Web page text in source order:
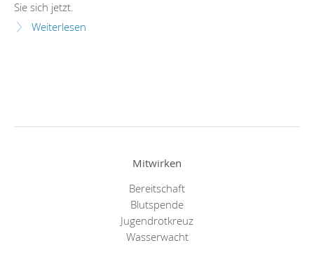
Sie sich jetzt.
Weiterlesen
Mitwirken
Bereitschaft
Blutspende
Jugendrotkreuz
Wasserwacht